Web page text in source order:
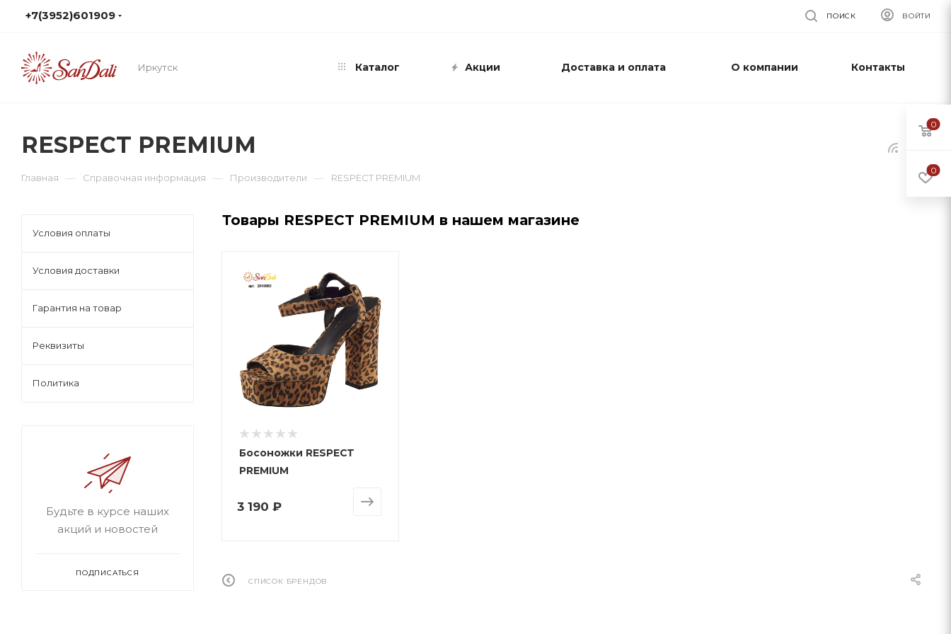
+7(3952)601909 ВОЙТИ
ПОИСК
Иркутск Каталог Акции Доставка и оплата О компании Контакты
RESPECT PREMIUM
Главная — Справочная информация — Производители — RESPECT PREMIUM
Товары RESPECT PREMIUM в нашем магазине
Босоножки RESPECT
PREMIUM
3 190 ₽
СПИСОК БРЕНДОВ
Условия оплаты
Условия доставки
Гарантия на товар
Реквизиты
Политика
Будьте в курсе наших
акций и новостей
ПОДПИСАТЬСЯ
0
0